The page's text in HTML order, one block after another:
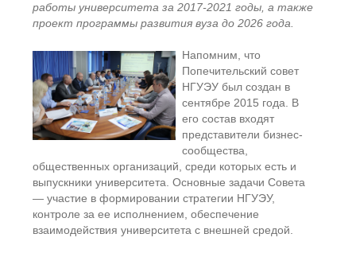
работы университета за 2017-2021 годы, а также
проект программы развития вуза до 2026 года.
Напомним, что
Попечительский совет
НГУЭУ был создан в
сентябре 2015 года. В
его состав входят
представители бизнес-
сообщества,
общественных организаций, среди которых есть и
выпускники университета. Основные задачи Совета
— участие в формировании стратегии НГУЭУ,
контроле за ее исполнением, обеспечение
взаимодействия университета с внешней средой.